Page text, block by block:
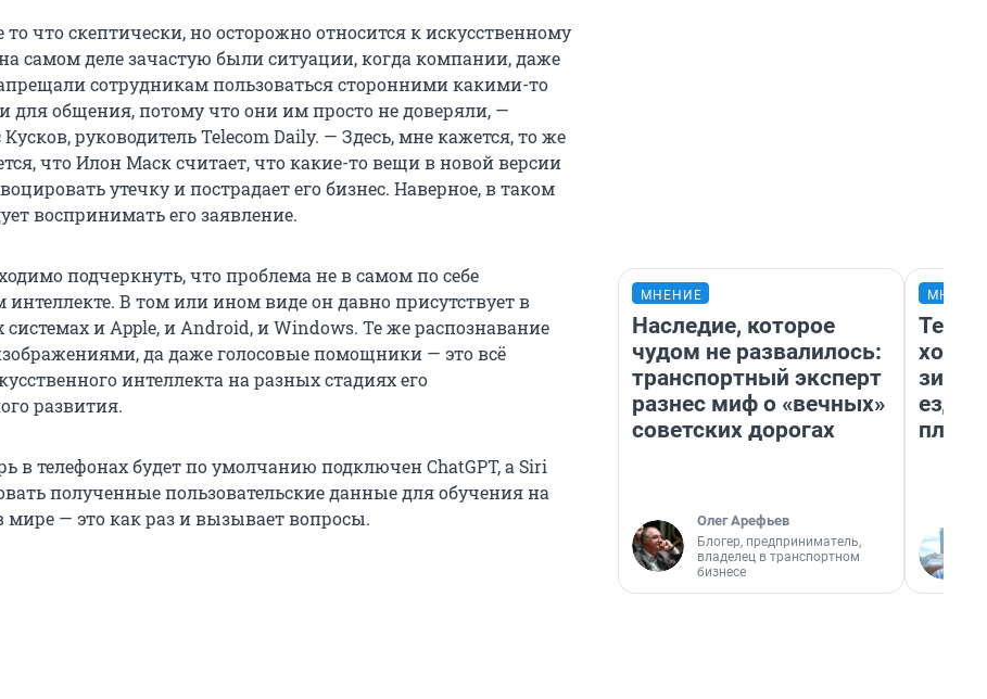
что скептически, но осторожно относится к искусственному
самом деле зачастую были ситуации, когда компании, даже
сотрудникам пользоваться сторонними какими-то
общения, потому что они им просто не доверяли, —
руководитель Telecom Daily. — Здесь, мне кажется, то же
что Илон Маск считает, что какие-то вещи в новой версии
утечку и пострадает его бизнес. Наверное, в таком
воспринимать его заявление.
подчеркнуть, что проблема не в самом по себе
интеллекте. В том или ином виде он давно присутствует в
и Apple, и Android, и Windows. Те же распознавание
да даже голосовые помощники — это всё
интеллекта на разных стадиях его
развития.
в телефонах будет по умолчанию подключен ChatGPT, а Siri
полученные пользовательские данные для обучения на
мире — это как раз и вызывает вопросы.
МНЕНИЕ
Наследие, которое
чудом не развалилось:
транспортный эксперт
разнес миф о «вечных»
советских дорогах
Олег Арефьев
Блогер, предприниматель,
владелец в транспортном
бизнесе
ездит